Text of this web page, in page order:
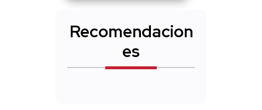
Recomendacion
es